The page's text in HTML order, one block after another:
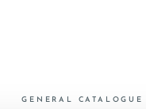
GENERAL CATALOGUE